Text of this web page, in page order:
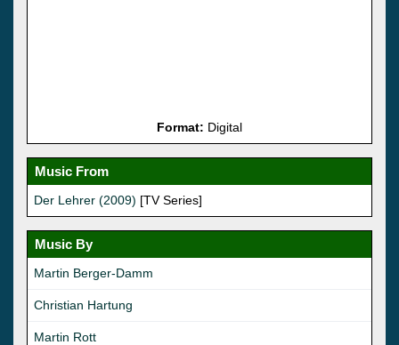
Format: Digital
Music From
Der Lehrer (2009) [TV Series]
Music By
Martin Berger-Damm
Christian Hartung
Martin Rott